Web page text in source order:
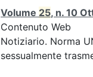
Volume 25, n. 10
Contenuto Web
Notiziario. Norma
sessualmente